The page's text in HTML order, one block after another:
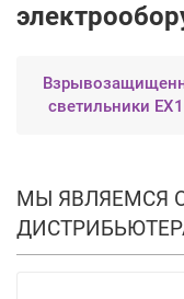
светильники
МЫ ЯВЛЯЕМСЯ